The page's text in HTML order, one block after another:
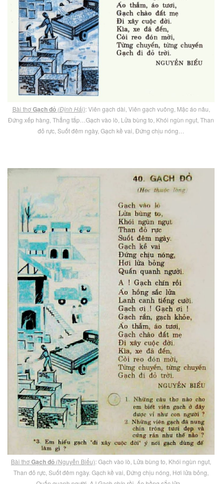
Bài thơGạch đỏ (Định Hải): Viên gạch dài, Viên gạch vuông, Mặc áo nâu,
Đứng xếp hàng, Thẳng tắp…Gạch vào lò, Lửa bùng to, Khói ngùn ngụt, Than
đỏ rực, Suốt đêm ngày, Gạch kề vai, Đứng chịu nóng…
Bài thơGạch đỏ (Nguyễn Biểu): Gạch vào lò, Lửa bùng to, Khói ngùn ngụt,
Than đỏ rực, Suốt đêm ngày. Gạch kề vai, Đứng chịu nóng, Hơi lửa bỏng,